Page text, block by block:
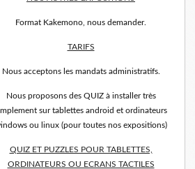
Format Kakemono, nous demander.
TARIFS
Nous acceptons les mandats administratifs.
Nous proposons des QUIZ à installer très
sur tablettes android et ordinateurs
ou linux (pour toutes nos expositions)
QUIZ ET PUZZLES POUR TABLETTES,
ORDINATEURS OU ECRANS TACTILES